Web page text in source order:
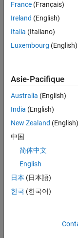
patches
into a
single
CONCATFV(fv1,
fv2,
...)
  FVOUT
fv2,
})
  FVOUT
France (Français)
Ireland (English)
Italia (Italiano)
Luxembourg (English)
Asie-Pacifique
Australia (English)
India (English)
New Zealand (English)
中国
简体中文
English
日本 (日本語)
한국 (한국어)